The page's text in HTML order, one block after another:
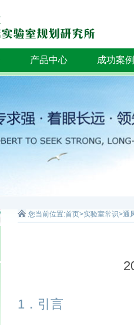
产品中心 成功案例
您当前位置:首页>实验室常识>通
1．引言